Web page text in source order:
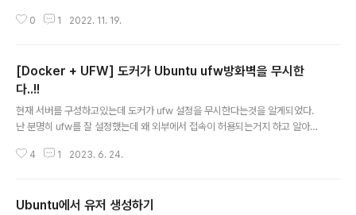
6. 스트레스 테스트 및 결과 프록시란 프록시(Proxy)는
전한 통신등을 확보하기 위한 중계서버를 "프록시 서버"라
고 일컫는다. 클라이언트와 Web서버의 중간에 위치하고
있어, 대신 통신을 받아 주는 것이 프록시 서버이다. 출처:
https://engineer-mole.tistory.com/288 프록시 서
버가 필요 하게 된 이유 모사의 API를 이용하다 보니 문제
가 하나 있었다. ..
0 1 2022. 11. 19.
[Docker + UFW] 도커가 Ubuntu ufw방화벽을 무시한
다..!!
현재 서버를 구성하고있는데 도커가 ufw 설정을 무시한다는것을 알게되었다.
난 분명히 ufw를 잘 설정했는데 왜 외부에서 접속이 허용되는거지 하고 알아보
등을 설정하기 위해 iptables를 직접 건드리기 때문이라고 한다. 이를 해결하
er: To fix the Docker and UFW security flaw without disabling ipta
4 1 2023. 6. 24.
Ubuntu에서 유저 생성하기